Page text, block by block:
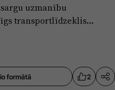
Dzīve un ticība
Ekonomika
Sarunas
uzmanību
transportlīdzeklis...
formātā 2